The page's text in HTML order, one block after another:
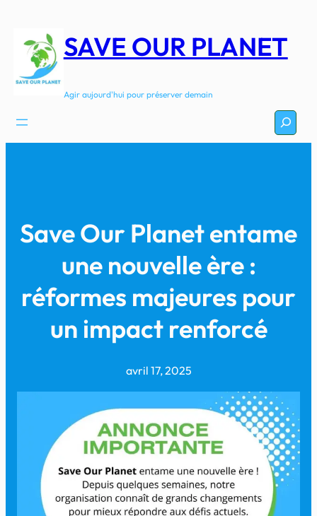
contenu
SAVE OUR PLANET
Agir aujourd'hui pour préserver demain
Save Our Planet entame
une nouvelle ère :
réformes majeures pour
un impact renforcé
avril 17, 2025